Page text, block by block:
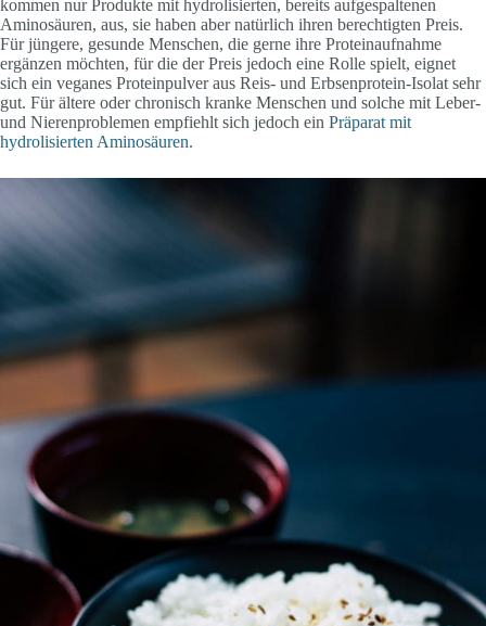
kommen nur Produkte mit hydrolisierten, bereits aufgespaltenen
Aminosäuren, aus, sie haben aber natürlich ihren berechtigten Preis.
Für jüngere, gesunde Menschen, die gerne ihre Proteinaufnahme
ergänzen möchten, für die der Preis jedoch eine Rolle spielt, eignet
sich ein veganes Proteinpulver aus Reis- und Erbsenprotein-Isolat sehr
gut. Für ältere oder chronisch kranke Menschen und solche mit Leber-
und Nierenproblemen empfiehlt sich jedoch ein Präparat mit
hydrolisierten Aminosäuren.